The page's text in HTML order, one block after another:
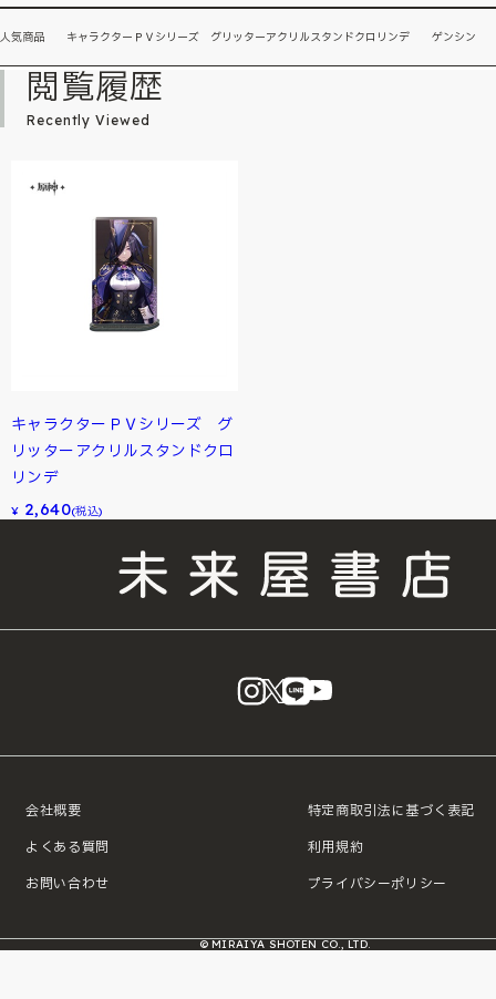
人気商品 キャラクターＰＶシリーズ グリッターアクリルスタンドクロリンデ ゲンシン
閲覧履歴
Recently Viewed
キャラクターＰＶシリーズ グ
リッターアクリルスタンドクロ
リンデ
¥ 2,640(税込)
instagram
X LINE
会社概要
よくある質問
お問い合わせ
特定商取引法に基づく表記
利用規約
プライバシーポリシー
© MIRAIYA SHOTEN CO., LTD.